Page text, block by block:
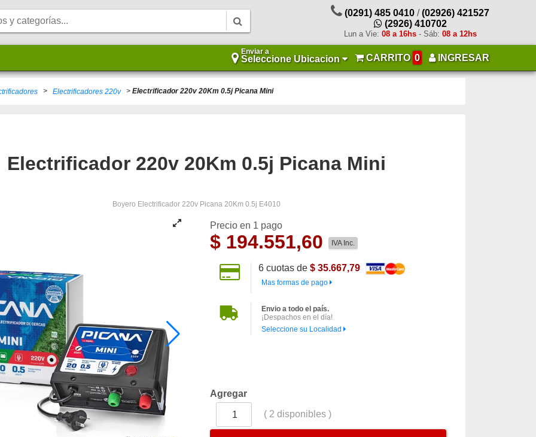
(0291) 485 0410 /(02926) 421527
(2926) 410702
Lun a Vie: 08 a 16hs- Sáb: 08 a 12hs
Enviar a
Seleccione Ubicacion CARRITO 0 INGRESAR
> Electrificadores 220v > Electrificador 220v 20Km 0.5j Picana Mini
Electrificador 220v 20Km 0.5j Picana Mini
Boyero Electrificador 220v Picana 20Km 0.5j E4010
Precio en 1 pago
$ 194.551,60 IVA Inc.
6cuotas de $ 35.667,79
Mas formas de pago
Envio a todo el país.
¡Despachos en el día!
Seleccione su Localidad
Agregar
( 2disponibles )